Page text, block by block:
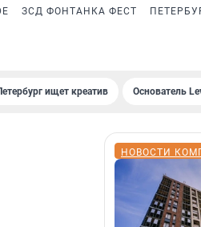
ЗСД ФОНТАНКА ФЕСТ
ищет креатив Основатель
НОВОСТИ